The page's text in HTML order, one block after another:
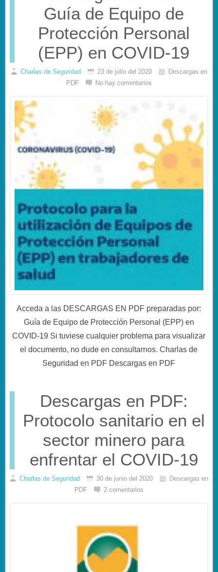
Guía de Equipo de
Protección Personal
(EPP) en COVID-19
Charlas de Seguridad 23 de julio del 2020
Descargas en
PDF
No hay comentarios
Acceda a las DESCARGAS EN PDF preparadas por:
Guía de Equipo de Protección Personal (EPP) en
COVID-19 Si tuviese cualquier problema para visualizar
el documento, no dude en consultarnos. Charlas de
Seguridad en PDF Descargas en PDF
Descargas en PDF:
Protocolo sanitario en el
sector minero para
enfrentar el COVID-19
Charlas de Seguridad 30 de junio del 2020
Descargas en
PDF
2 comentarios